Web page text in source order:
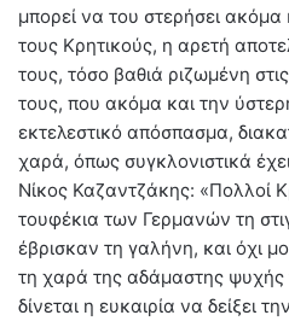
μπορεί να του στερήσει ακόμα
τους Κρητικούς, η αρετή
τους, τόσο βαθιά ριζωμένη
τους, που ακόμα και την
εκτελεστικό απόσπασμα,
χαρά, όπως συγκλονιστικά
Νίκος Καζαντζάκης: «Πολλοί
τουφέκια των Γερμανών τη
έβρισκαν τη γαλήνη, και όχι
τη χαρά της αδάμαστης ψυχής
δίνεται η ευκαιρία να δείξει